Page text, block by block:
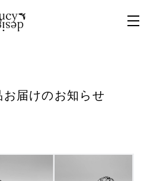
届けのお知らせ